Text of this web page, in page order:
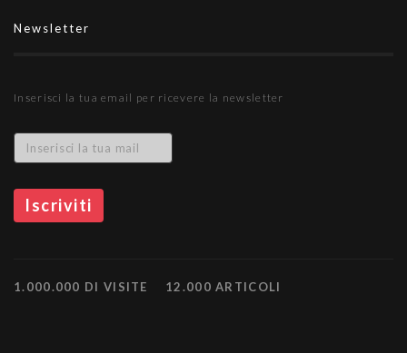
Newsletter
Inserisci la tua email per ricevere la newsletter
1.000.000 DI VISITE 12.000 ARTICOLI